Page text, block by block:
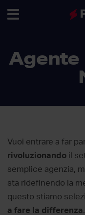
navigation
Agente
Vuoi entrare a far
rivoluzionando il
semplice agenzia,
sta ridefinendo la
questo stiamo
a fare la differenza.